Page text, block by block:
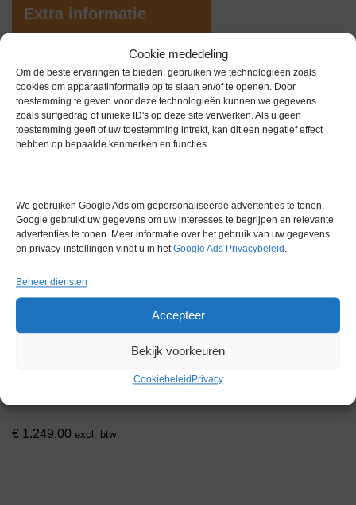
Cookie mededeling
Om de beste ervaringen te bieden, gebruiken we technologieën zoals
cookies om apparaatinformatie op te slaan en/of te openen. Door
toestemming te geven voor deze technologieën kunnen we gegevens
zoals surfgedrag of unieke ID's op deze site verwerken. Als u geen
toestemming geeft of uw toestemming intrekt, kan dit een negatief effect
hebben op bepaalde kenmerken en functies.
We gebruiken Google Ads om gepersonaliseerde advertenties te tonen.
Google gebruikt uw gegevens om uw interesses te begrijpen en relevante
advertenties te tonen. Meer informatie over het gebruik van uw gegevens
en privacy-instellingen vindt u in hetGoogle Ads Privacybeleid .
Beheer diensten
Accepteer
Bekijk voorkeuren
Cookiebeleid Privacy
Extra informatie
€ 1.249,00 excl. btw